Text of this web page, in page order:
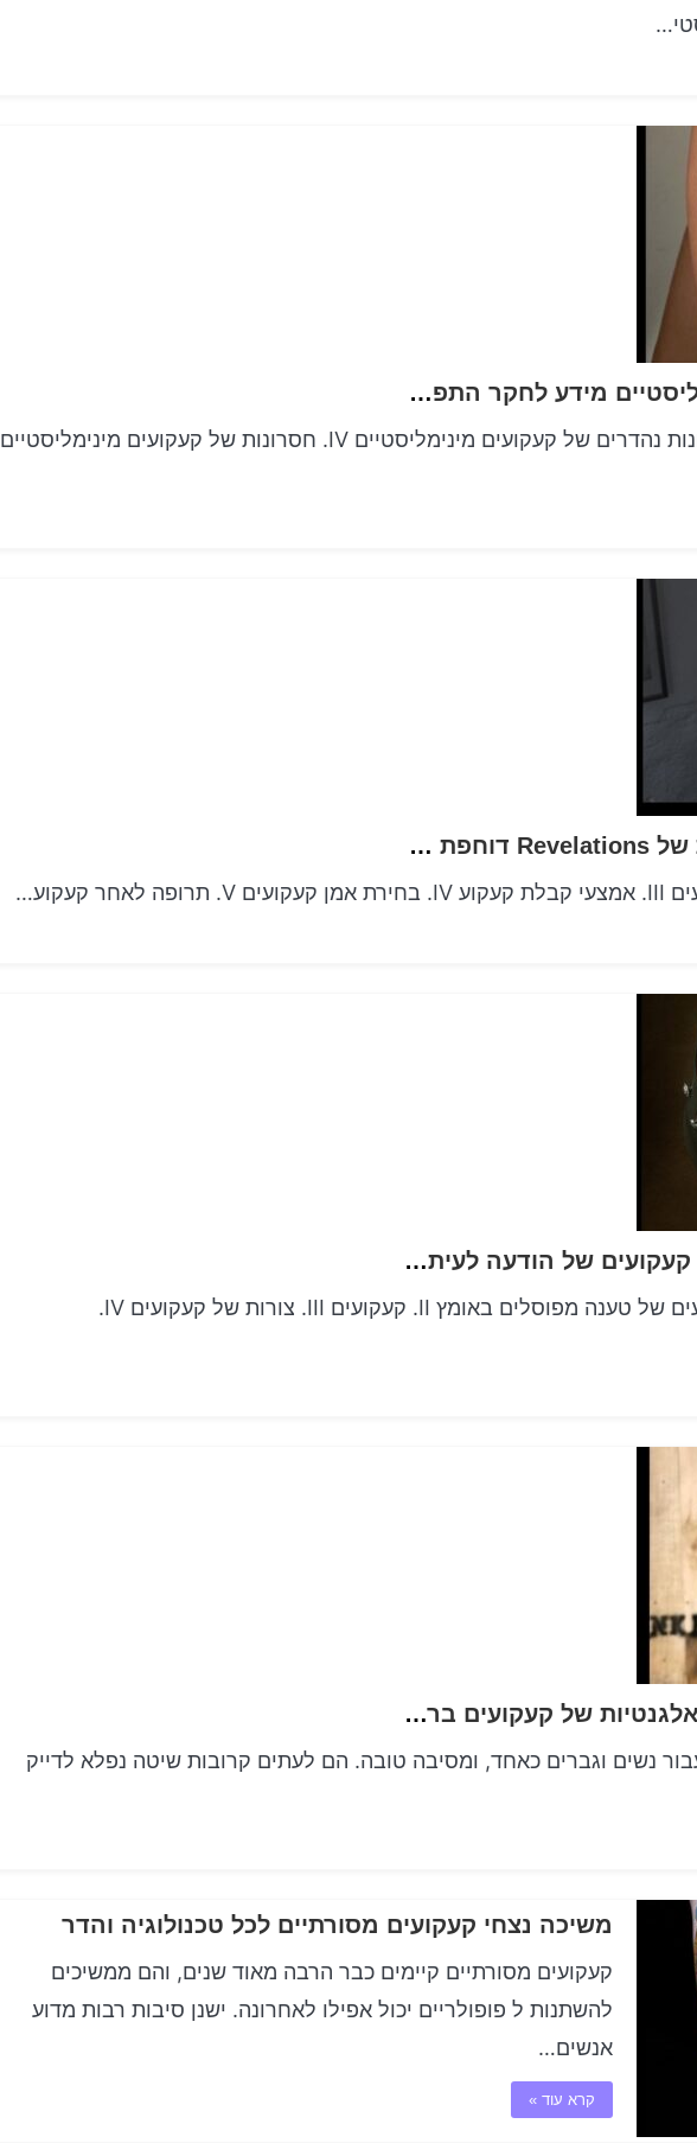
הפלא השקט של קעקועים מינימליסטיים מידע לחקר התפתחות זו
II. קעקועים מינימליסטיים III. כמה יתרונות נהדרים של קעקועים מינימליסטיים IV. חסרונות של קעקועים מינימליסטיים
יצירות אמנות קעקועים מהפכנית של Revelations דוחפת את מחסומים היצירתיות
Ink Chronicles מפוסלים באומץ קעקועים של הודעה לעיתונות שמספרים נרטיב
כרוניקות דיו: נרטיבים מעוצבים בקעקועים של טענה מפוסלים באומץ II. קעקועים III. צורות של קעקועים IV.
לוקס איבר צד אחורי האמנות והאלגנטיות של קעקועים ברגליים
נשים וגברים כאחד, ומסיבה טובה. הם לעתים קרובות שיטה נפלא לדייק
משיכה נצחי קעקועים מסורתיים לכל טכנולוגיה והדר
קעקועים מסורתיים קיימים כבר הרבה מאוד שנים, והם ממשיכים
להשתנות ל פופולריים יכול אפילו לאחרונה. ישנן סיבות רבות מדוע
אנשים…
קרא עוד »